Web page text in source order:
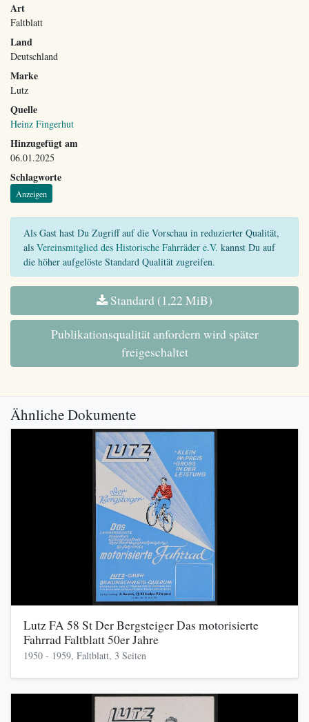
Art
Faltblatt
Land
Deutschland
Marke
Lutz
Quelle
Heinz Fingerhut
Hinzugefügt am
06.01.2025
Schlagworte
Anzeigen
Als Gast hast Du Zugriff auf die Vorschau in reduzierter Qualität,
als Vereinsmitglied des Historische Fahrräder e.V. kannst Du auf
die höher aufgelöste Standard Qualität zugreifen.
Standard (1,22 MiB)
Publikationsqualität anfordern wird später
freigeschaltet
Ähnliche Dokumente
Lutz FA 58 St Der Bergsteiger Das motorisierte
Fahrrad Faltblatt 50er Jahre
1950 - 1959, Faltblatt, 3 Seiten